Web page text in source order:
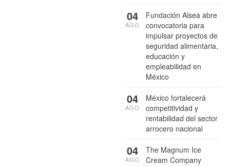
Fundación Alsea abre
convocatoria para
impulsar proyectos de
seguridad alimentaria,
educación y
empleabilidad en
México
04
AGO
México fortalecerá
competitividad y
rentabilidad del sector
arrocero nacional
04
AGO
The Magnum Ice
Cream Company
04
AGO